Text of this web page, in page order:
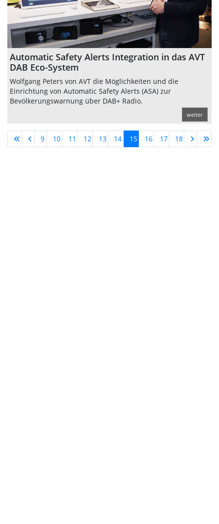
Automatic Safety Alerts Integration in das AVT
DAB Eco-System
Wolfgang Peters von AVT die Möglichkeiten und die
Einrichtung von Automatic Safety Alerts (ASA) zur
Bevölkerungswarnung über DAB+ Radio.
weiter
9 10 11 12 13 14 15 16 17 18